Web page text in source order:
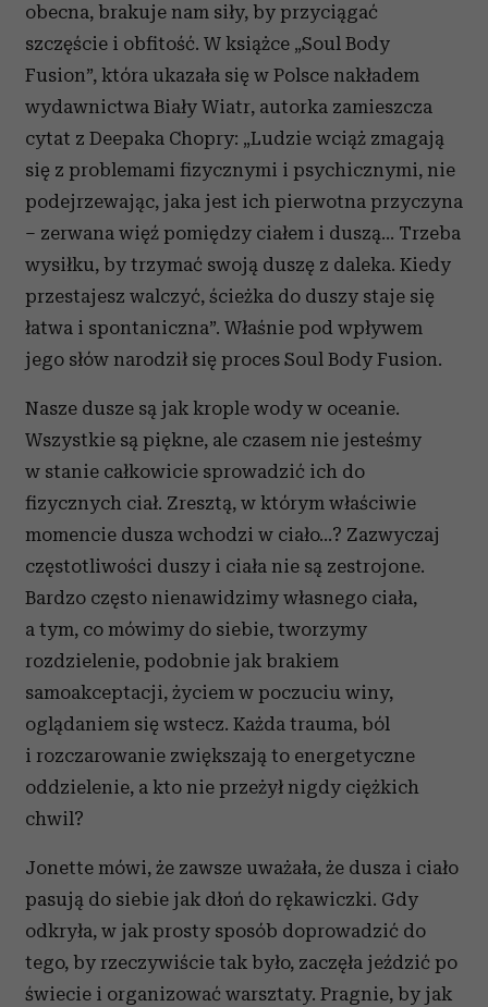
obecna, brakuje nam siły, by przyciągać
szczęście i obfitość. W książce „Soul Body
Fusion”, która ukazała się w Polsce nakładem
wydawnictwa Biały Wiatr, autorka zamieszcza
cytat z Deepaka Chopry: „Ludzie wciąż zmagają
się z problemami fizycznymi i psychicznymi, nie
podejrzewając, jaka jest ich pierwotna przyczyna
– zerwana więź pomiędzy ciałem i duszą... Trzeba
wysiłku, by trzymać swoją duszę z daleka. Kiedy
przestajesz walczyć, ścieżka do duszy staje się
łatwa i spontaniczna”. Właśnie pod wpływem
jego słów narodził się proces Soul Body Fusion.
Nasze dusze są jak krople wody w oceanie.
Wszystkie są piękne, ale czasem nie jesteśmy
w stanie całkowicie sprowadzić ich do
fizycznych ciał. Zresztą, w którym właściwie
momencie dusza wchodzi w ciało…? Zazwyczaj
częstotliwości duszy i ciała nie są zestrojone.
Bardzo często nienawidzimy własnego ciała,
a tym, co mówimy do siebie, tworzymy
rozdzielenie, podobnie jak brakiem
samoakceptacji, życiem w poczuciu winy,
oglądaniem się wstecz. Każda trauma, ból
i rozczarowanie zwiększają to energetyczne
oddzielenie, a kto nie przeżył nigdy ciężkich
chwil?
Jonette mówi, że zawsze uważała, że dusza i ciało
pasują do siebie jak dłoń do rękawiczki. Gdy
odkryła, w jak prosty sposób doprowadzić do
tego, by rzeczywiście tak było, zaczęła jeździć po
świecie i organizować warsztaty. Pragnie, by jak